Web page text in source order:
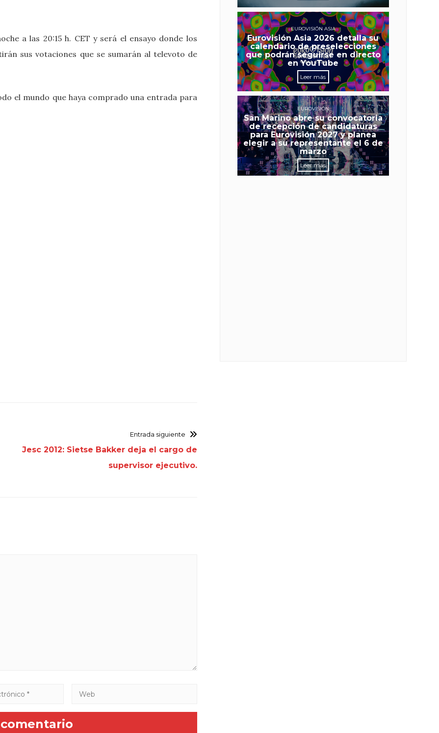
a las 20:15 h. CET y será el ensayo donde los
sus votaciones que se sumarán al televoto de
el mundo que haya comprado una entrada para
Entrada siguiente
Jesc 2012: Sietse Bakker deja el cargo de
supervisor ejecutivo.
EUROVISIÓN ASIA
Eurovisión Asia 2026 detalla su
calendario de preselecciones
que podrán seguirse en directo
en YouTube
Leer más
EUROVISIÓN
San Marino abre su convocatoria
de recepción de candidaturas
para Eurovisión 2027 y planea
elegir a su representante el 6 de
marzo
Leer más